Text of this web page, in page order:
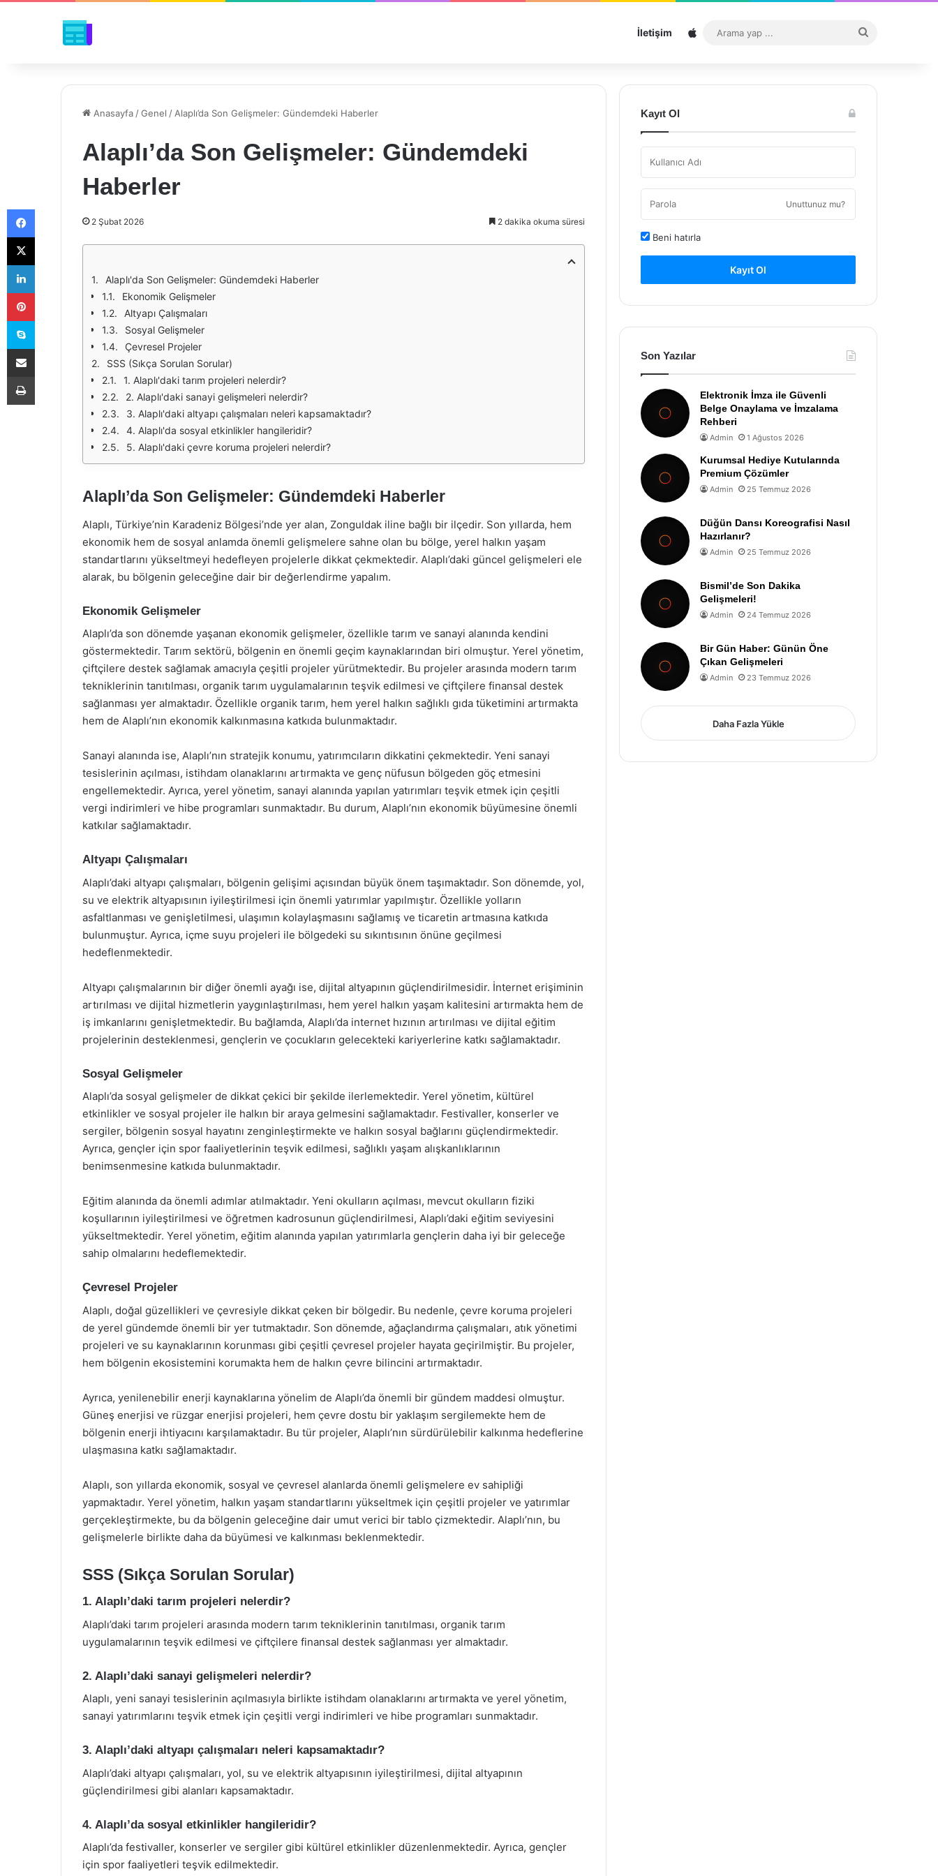
İletişim Sitemap
...
Anasayfa /Genel / Alaplı’da Son Gelişmeler: Gündemdeki Haberler
Alaplı’da Son Gelişmeler: Gündemdeki
Haberler
2 Şubat 2026 2 dakika okuma süresi
Alaplı'da Son Gelişmeler: Gündemdeki Haberler
Ekonomik Gelişmeler
Altyapı Çalışmaları
Sosyal Gelişmeler
Çevresel Projeler
SSS (Sıkça Sorulan Sorular)
1. Alaplı'daki tarım projeleri nelerdir?
2. Alaplı'daki sanayi gelişmeleri nelerdir?
3. Alaplı'daki altyapı çalışmaları neleri kapsamaktadır?
4. Alaplı'da sosyal etkinlikler hangileridir?
5. Alaplı'daki çevre koruma projeleri nelerdir?
Alaplı’da Son Gelişmeler: Gündemdeki Haberler
Alaplı, Türkiye’nin Karadeniz Bölgesi’nde yer alan, Zonguldak iline bağlı bir ilçedir. Son yıllarda, hem
ekonomik hem de sosyal anlamda önemli gelişmelere sahne olan bu bölge, yerel halkın yaşam
standartlarını yükseltmeyi hedefleyen projelerle dikkat çekmektedir. Alaplı’daki güncel gelişmeleri ele
alarak, bu bölgenin geleceğine dair bir değerlendirme yapalım.
Ekonomik Gelişmeler
Alaplı’da son dönemde yaşanan ekonomik gelişmeler, özellikle tarım ve sanayi alanında kendini
göstermektedir. Tarım sektörü, bölgenin en önemli geçim kaynaklarından biri olmuştur. Yerel yönetim,
çiftçilere destek sağlamak amacıyla çeşitli projeler yürütmektedir. Bu projeler arasında modern tarım
tekniklerinin tanıtılması, organik tarım uygulamalarının teşvik edilmesi ve çiftçilere finansal destek
sağlanması yer almaktadır. Özellikle organik tarım, hem yerel halkın sağlıklı gıda tüketimini artırmakta
hem de Alaplı’nın ekonomik kalkınmasına katkıda bulunmaktadır.
Sanayi alanında ise, Alaplı’nın stratejik konumu, yatırımcıların dikkatini çekmektedir. Yeni sanayi
tesislerinin açılması, istihdam olanaklarını artırmakta ve genç nüfusun bölgeden göç etmesini
engellemektedir. Ayrıca, yerel yönetim, sanayi alanında yapılan yatırımları teşvik etmek için çeşitli
vergi indirimleri ve hibe programları sunmaktadır. Bu durum, Alaplı’nın ekonomik büyümesine önemli
katkılar sağlamaktadır.
Altyapı Çalışmaları
Alaplı’daki altyapı çalışmaları, bölgenin gelişimi açısından büyük önem taşımaktadır. Son dönemde, yol,
su ve elektrik altyapısının iyileştirilmesi için önemli yatırımlar yapılmıştır. Özellikle yolların
asfaltlanması ve genişletilmesi, ulaşımın kolaylaşmasını sağlamış ve ticaretin artmasına katkıda
bulunmuştur. Ayrıca, içme suyu projeleri ile bölgedeki su sıkıntısının önüne geçilmesi
hedeflenmektedir.
Altyapı çalışmalarının bir diğer önemli ayağı ise, dijital altyapının güçlendirilmesidir. İnternet erişiminin
artırılması ve dijital hizmetlerin yaygınlaştırılması, hem yerel halkın yaşam kalitesini artırmakta hem de
iş imkanlarını genişletmektedir. Bu bağlamda, Alaplı’da internet hızının artırılması ve dijital eğitim
projelerinin desteklenmesi, gençlerin ve çocukların gelecekteki kariyerlerine katkı sağlamaktadır.
Sosyal Gelişmeler
Alaplı’da sosyal gelişmeler de dikkat çekici bir şekilde ilerlemektedir. Yerel yönetim, kültürel
etkinlikler ve sosyal projeler ile halkın bir araya gelmesini sağlamaktadır. Festivaller, konserler ve
sergiler, bölgenin sosyal hayatını zenginleştirmekte ve halkın sosyal bağlarını güçlendirmektedir.
Ayrıca, gençler için spor faaliyetlerinin teşvik edilmesi, sağlıklı yaşam alışkanlıklarının
benimsenmesine katkıda bulunmaktadır.
Eğitim alanında da önemli adımlar atılmaktadır. Yeni okulların açılması, mevcut okulların fiziki
koşullarının iyileştirilmesi ve öğretmen kadrosunun güçlendirilmesi, Alaplı’daki eğitim seviyesini
yükseltmektedir. Yerel yönetim, eğitim alanında yapılan yatırımlarla gençlerin daha iyi bir geleceğe
sahip olmalarını hedeflemektedir.
Çevresel Projeler
Alaplı, doğal güzellikleri ve çevresiyle dikkat çeken bir bölgedir. Bu nedenle, çevre koruma projeleri
de yerel gündemde önemli bir yer tutmaktadır. Son dönemde, ağaçlandırma çalışmaları, atık yönetimi
projeleri ve su kaynaklarının korunması gibi çeşitli çevresel projeler hayata geçirilmiştir. Bu projeler,
hem bölgenin ekosistemini korumakta hem de halkın çevre bilincini artırmaktadır.
Ayrıca, yenilenebilir enerji kaynaklarına yönelim de Alaplı’da önemli bir gündem maddesi olmuştur.
Güneş enerjisi ve rüzgar enerjisi projeleri, hem çevre dostu bir yaklaşım sergilemekte hem de
bölgenin enerji ihtiyacını karşılamaktadır. Bu tür projeler, Alaplı’nın sürdürülebilir kalkınma hedeflerine
ulaşmasına katkı sağlamaktadır.
Alaplı, son yıllarda ekonomik, sosyal ve çevresel alanlarda önemli gelişmelere ev sahipliği
yapmaktadır. Yerel yönetim, halkın yaşam standartlarını yükseltmek için çeşitli projeler ve yatırımlar
gerçekleştirmekte, bu da bölgenin geleceğine dair umut verici bir tablo çizmektedir. Alaplı’nın, bu
gelişmelerle birlikte daha da büyümesi ve kalkınması beklenmektedir.
SSS (Sıkça Sorulan Sorular)
1. Alaplı’daki tarım projeleri nelerdir?
Alaplı’daki tarım projeleri arasında modern tarım tekniklerinin tanıtılması, organik tarım
uygulamalarının teşvik edilmesi ve çiftçilere finansal destek sağlanması yer almaktadır.
2. Alaplı’daki sanayi gelişmeleri nelerdir?
Alaplı, yeni sanayi tesislerinin açılmasıyla birlikte istihdam olanaklarını artırmakta ve yerel yönetim,
sanayi yatırımlarını teşvik etmek için çeşitli vergi indirimleri ve hibe programları sunmaktadır.
3. Alaplı’daki altyapı çalışmaları neleri kapsamaktadır?
Alaplı’daki altyapı çalışmaları, yol, su ve elektrik altyapısının iyileştirilmesi, dijital altyapının
güçlendirilmesi gibi alanları kapsamaktadır.
4. Alaplı’da sosyal etkinlikler hangileridir?
Alaplı’da festivaller, konserler ve sergiler gibi kültürel etkinlikler düzenlenmektedir. Ayrıca, gençler
için spor faaliyetleri teşvik edilmektedir.
Kayıt Ol
Unuttunuz mu?
Beni hatırla
Kayıt Ol
Son Yazılar
Elektronik İmza ile Güvenli
Belge Onaylama ve İmzalama
Rehberi
Admin 1 Ağustos 2026
Kurumsal Hediye Kutularında
Premium Çözümler
Admin 25 Temmuz 2026
Düğün Dansı Koreografisi Nasıl
Hazırlanır?
Admin 25 Temmuz 2026
Bismil’de Son Dakika
Gelişmeleri!
Admin 24 Temmuz 2026
Bir Gün Haber: Günün Öne
Çıkan Gelişmeleri
Admin 23 Temmuz 2026
Daha Fazla Yükle
Facebook
X
LinkedIn
Pinterest
Skype
E-Posta ile paylaş